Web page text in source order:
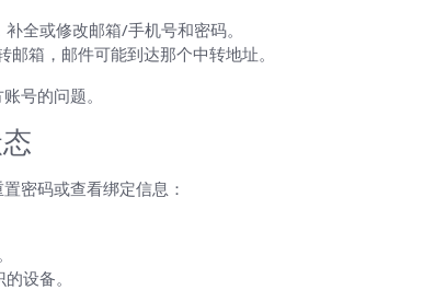
全或修改邮箱/手机号和密码。
箱，邮件可能到达那个中转地址。
号的问题。
密码或查看绑定信息：
设备。